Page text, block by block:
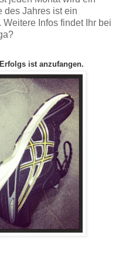
des Jahres ist ein
Infos findet Ihr bei
ist anzufangen.